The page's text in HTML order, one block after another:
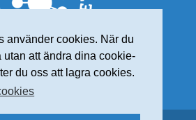
använder cookies. När du
utan att ändra dina cookie-
du oss att lagra cookies.